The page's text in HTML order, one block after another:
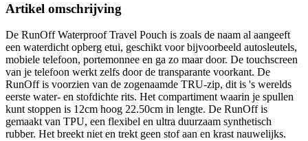
Artikel omschrijving
De RunOff Waterproof Travel Pouch is zoals de naam al aangeeft
een waterdicht opberg etui, geschikt voor bijvoorbeeld autosleutels,
mobiele telefoon, portemonnee en ga zo maar door. De touchscreen
van je telefoon werkt zelfs door de transparante voorkant. De
RunOff is voorzien van de zogenaamde TRU-zip, dit is 's werelds
eerste water- en stofdichte rits. Het compartiment waarin je spullen
kunt stoppen is 12cm hoog 22.50cm in lengte. De RunOff is
gemaakt van TPU, een flexibel en ultra duurzaam synthetisch
rubber. Het breekt niet en trekt geen stof aan en krast nauwelijks.